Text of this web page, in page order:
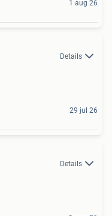
1 aug 26
Details
29 jul 26
Details